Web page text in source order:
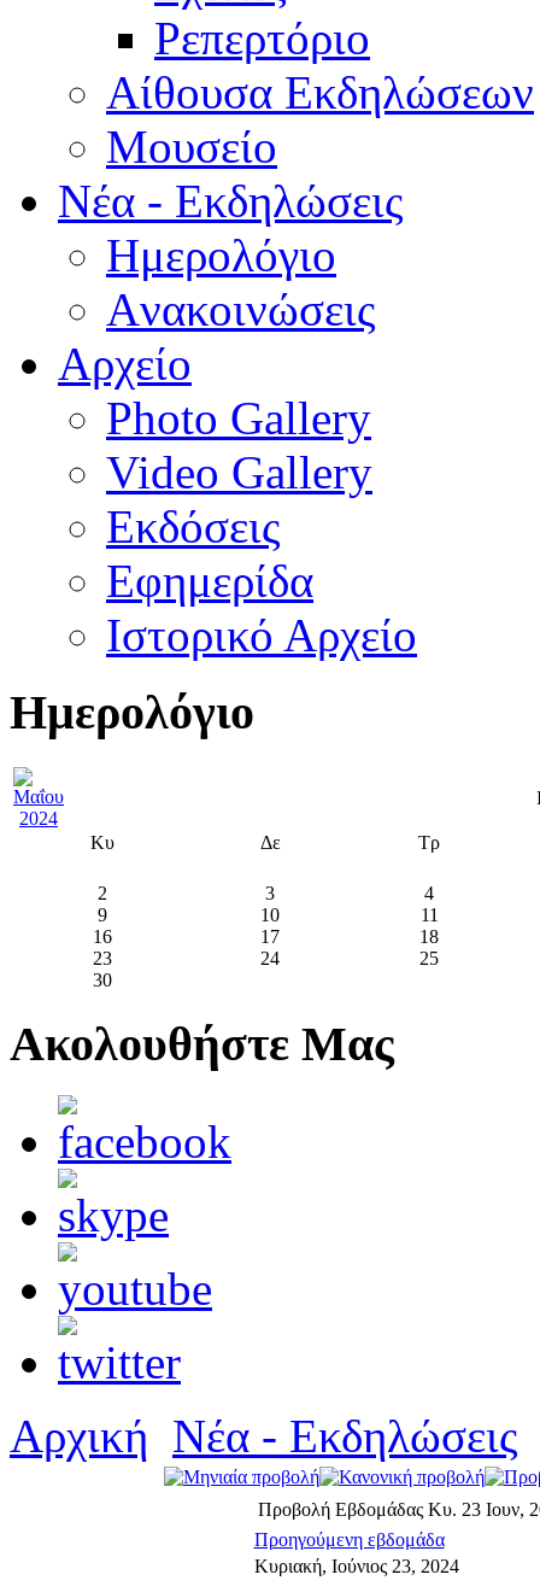
Ρεπερτόριο
Aίθουσα Εκδηλώσεων
Μουσείο
Νέα - Εκδηλώσεις
Ημερολόγιο
Aνακοινώσεις
Αρχείο
Photo Gallery
Video Gallery
Εκδόσεις
Εφημερίδα
Ιστορικό Αρχείο
Ημερολόγιο
Κυ Δε Τρ
2 3
4
9
10
11
16
17
18
23
24
25
30
Ακολουθήστε Μας
Αρχική Νέα - Εκδηλώσεις
Προβολή Εβδομάδας Κυ. 23 Ιουν,
Προηγούμενη εβδομάδα
Κυριακή, Ιούνιος 23, 2024